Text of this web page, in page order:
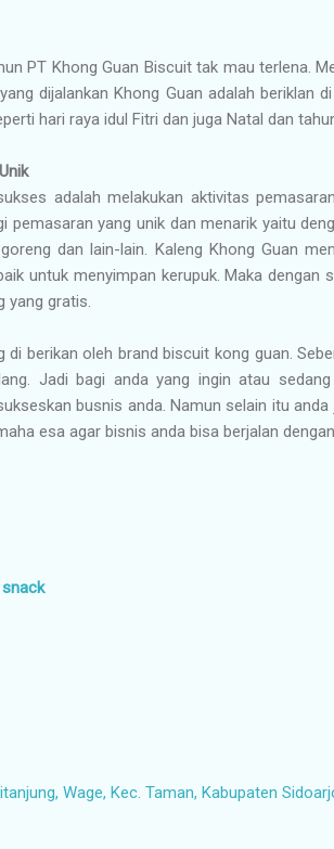
PT Khong Guan Biscuit tak mau terlena.
dijalankan Khong Guan adalah beriklan
hari raya idul Fitri dan juga Natal dan
adalah melakukan aktivitas
pemasaran yang unik dan menarik yaitu
dan lain-lain. Kaleng Khong Guan
untuk menyimpan kerupuk. Maka dengan
yang gratis.
di berikan oleh brand biscuit kong guan.
Jadi bagi anda yang ingin atau
busnis anda. Namun selain itu
esa agar bisnis anda bisa berjalan
Wage, Kec. Taman, Kabupaten